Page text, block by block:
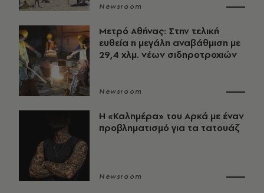
Newsroom
Μετρό Αθήνας: Στην τελική
ευθεία η μεγάλη αναβάθμιση με
29,4 χλμ. νέων σιδηροτροχιών
Newsroom
Η «Καλημέρα» του Αρκά με έναν
προβληματισμό για τα τατουάζ
Newsroom